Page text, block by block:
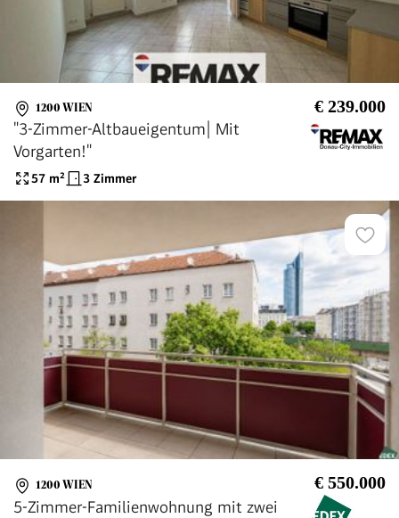
1200 WIEN € 239.000
"3-Zimmer-Altbaueigentum| Mit
Vorgarten!"
57 m² 3 Zimmer
1200 WIEN € 550.000
5-Zimmer-Familienwohnung mit zwei